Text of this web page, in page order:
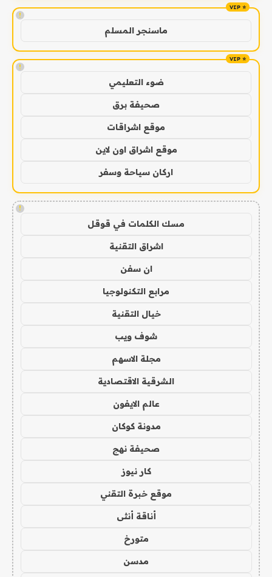
!
ماسنجر المسلم
!
ضوء التعليمي
صحيفة برق
موقع اشراقات
موقع اشراق اون لاين
اركان سياحة وسفر
!
مسك الكلمات في قوقل
اشراق التقنية
ان سفن
مرابع التكنولوجيا
خيال التقنية
شوف ويب
مجلة الاسهم
الشرقية الاقتصادية
عالم الايفون
مدونة كوكان
صحيفة نهج
كار نيوز
موقع خبرة التقني
أناقة أنثى
متورخ
مدسن